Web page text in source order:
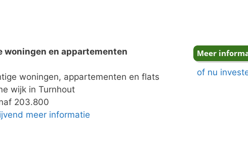
woningen en appartementen
woningen, appartementen en flats
wijk in Turnhout
203.800
meer informatie
of nu